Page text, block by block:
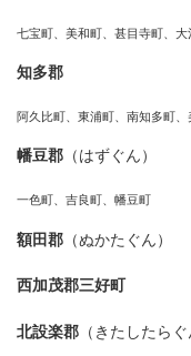
七宝町、美和町、甚目寺町、
知多郡
阿久比町、東浦町、南知多町
幡豆郡 （はずぐん）
一色町、吉良町、幡豆町
額田郡 （ぬかたぐん）
西加茂郡三好町
北設楽郡 （きたしたらぐ